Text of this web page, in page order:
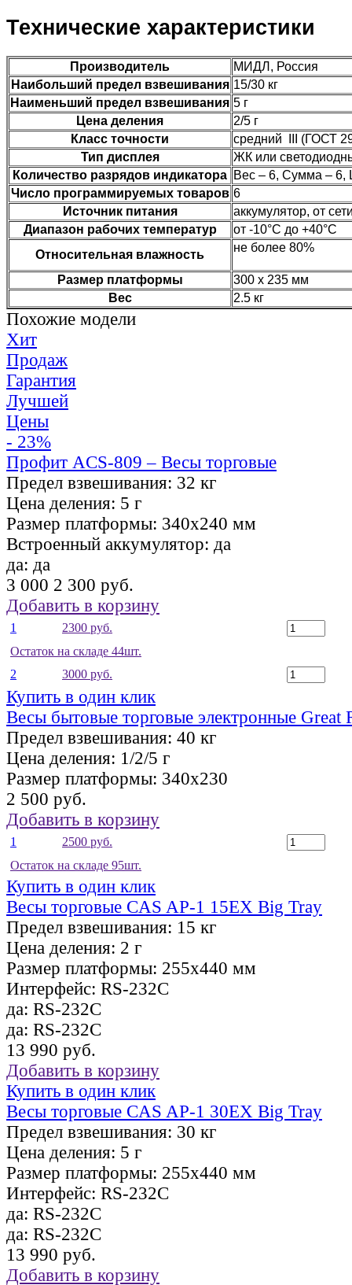
Технические характеристики
Производитель
МИДЛ, Россия
Наибольший предел взвешивания 15/30 кг
Наименьший предел взвешивания 5 г
Цена деления
2/5 г
Класс точности
средний III (ГОСТ
Тип дисплея
ЖК или
Количество разрядов индикатора Вес – 6, Сумма – 6,
Число программируемых товаров 6
Источник питания
аккумулятор, от
Диапазон рабочих температур
от -10°C до +40°C
Относительная влажность
не более 80%
Размер платформы
300 х 235 мм
Вес
2.5 кг
Похожие модели
Хит
Продаж
Гарантия
Лучшей
Цены
- 23%
Профит ACS-809 – Весы торговые
Предел взвешивания: 32 кг
Цена деления: 5 г
Размер платформы: 340х240 мм
Встроенный аккумулятор: да
да: да
3 000 2 300 руб.
Добавить в корзину
1
2300 руб.
Остаток на складе 44шт.
2
3000 руб.
Купить в один клик
Весы бытовые торговые электронные Great
Предел взвешивания: 40 кг
Цена деления: 1/2/5 г
Размер платформы: 340х230
2 500 руб.
Добавить в корзину
1
2500 руб.
Остаток на складе 95шт.
Купить в один клик
Весы торговые CAS AP-1 15EX Big Tray
Предел взвешивания: 15 кг
Цена деления: 2 г
Размер платформы: 255х440 мм
Интерфейс: RS-232C
да: RS-232C
да: RS-232C
13 990 руб.
Добавить в корзину
Купить в один клик
Весы торговые CAS AP-1 30EX Big Tray
Предел взвешивания: 30 кг
Цена деления: 5 г
Размер платформы: 255х440 мм
Интерфейс: RS-232C
да: RS-232C
да: RS-232C
13 990 руб.
Добавить в корзину